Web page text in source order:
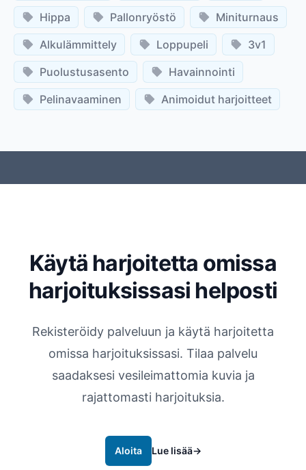
Hippa
Pallonryöstö
Miniturnaus
Alkulämmittely
Loppupeli
3v1
Puolustusasento
Havainnointi
Pelinavaaminen
Animoidut harjoitteet
Käytä harjoitetta omissa
harjoituksissasi helposti
Rekisteröidy palveluun ja käytä harjoitetta
omissa harjoituksissasi. Tilaa palvelu
saadaksesi vesileimattomia kuvia ja
rajattomasti harjoituksia.
Aloita Lue lisää→